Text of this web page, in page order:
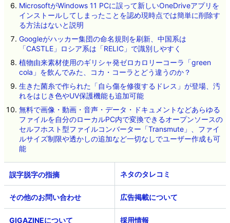
MicrosoftがWindows 11 PCに誤って新しいOneDriveアプリを
インストールしてしまったことを認め現時点では簡単に削除す
る方法はないと説明
Googleがハッカー集団の命名規則を刷新、中国系は
「CASTLE」ロシア系は「RELIC」で識別しやすく
植物由来素材使用のギリシャ発ゼロカロリーコーラ「green
cola」を飲んでみた、コカ・コーラとどう違うのか？
生きた菌糸で作られた「自ら傷を修復するドレス」が登場、汚
れをはじき色やUV保護機能も追加可能
無料で画像・動画・音声・データ・ドキュメントなどあらゆる
ファイルを自分のローカルPC内で変換できるオープンソースの
セルフホスト型ファイルコンバーター「Transmute」、ファイ
ルサイズ制限や透かしの追加など一切なしでユーザー作成も可
能
ネタのタレコミ
その他のお問い合わせ 広告掲載について
GIGAZINEについて 採用情報